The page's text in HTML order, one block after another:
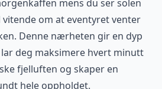
mens du ser solen
om at eventyret venter
Denne nærheten gir en dyp
deg maksimere hvert minutt
fjelluften og skaper en
hele oppholdet.